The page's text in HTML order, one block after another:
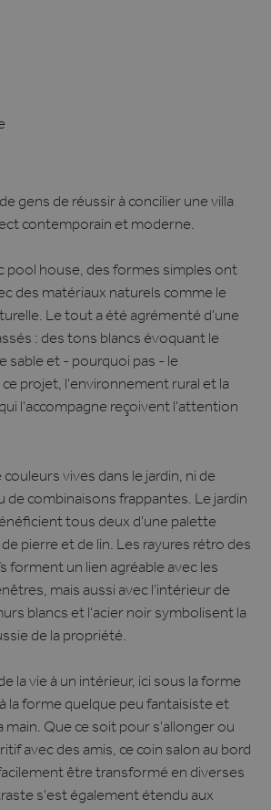
gens de réussir à concilier une villa
contemporain et moderne.
pool house, des formes simples ont
des matériaux naturels comme le
Le tout a été agrémenté d'une
: des tons blancs évoquant le
sable et - pourquoi pas - le
projet, l'environnement rural et la
l'accompagne reçoivent l'attention
couleurs vives dans le jardin, ni de
de combinaisons frappantes. Le jardin
tous deux d'une palette
pierre et de lin. Les rayures rétro des
forment un lien agréable avec les
mais aussi avec l'intérieur de
blancs et l'acier noir symbolisent la
de la propriété.
la vie à un intérieur, ici sous la forme
la forme quelque peu fantaisiste et
main. Que ce soit pour s'allonger ou
avec des amis, ce coin salon au bord
être transformé en diverses
s'est également étendu aux